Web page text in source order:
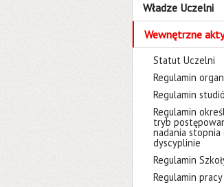
Władze Uczelni
Wewnętrzne
Statut Uczelni
Regulamin
Regulamin
Regulamin
tryb
nadania
dyscyplinie
Regulamin
Regulamin pracy